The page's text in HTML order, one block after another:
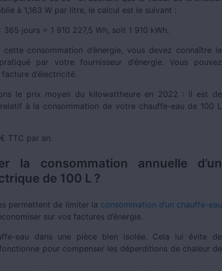
à 1,163 W par litre, le calcul est le suivant :
jours = 1 910 227,5 Wh, soit 1 910 kWh.
consommation d’énergie, vous devez connaître le
par votre fournisseur d’énergie. Vous pouvez
d’électricité.
le prix moyen du kilowattheure en 2022 : il est de
à la consommation de votre chauffe-eau de 100 L
TTC par an.
la consommation annuelle d’un
de 100 L ?
permettent de limiter la consommation d’un chauffe-eau
sur vos factures d’énergie.
eau dans une pièce bien isolée. Cela lui évite de
pour compenser les déperditions de chaleur de